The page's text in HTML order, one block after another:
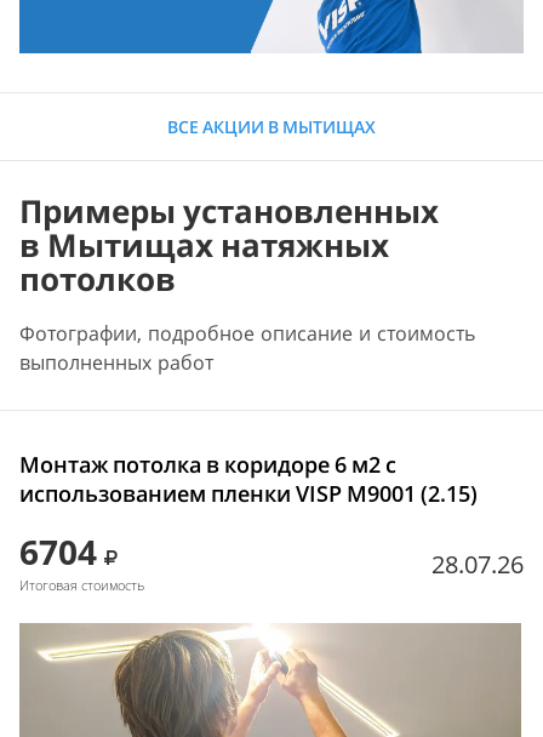
ВСЕ АКЦИИ В МЫТИЩАХ
Примеры установленных
в Мытищах натяжных
потолков
Фотографии, подробное описание и стоимость
выполненных работ
Монтаж потолка в коридоре 6 м2 с
использованием пленки VISP M9001 (2.15)
6704
Итоговая стоимость
28.07.26